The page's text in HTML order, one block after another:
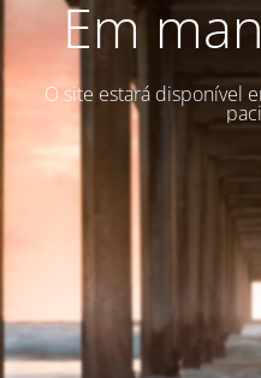
Em
O site estará disponível